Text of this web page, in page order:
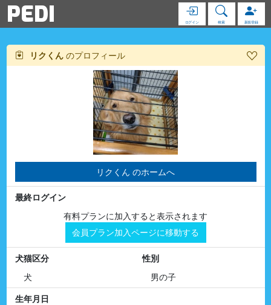
PEDI ログイン 検索 新規登録
リクくん のプロフィール
リクくん のホームへ
最終ログイン
有料プランに加入すると表示されます
会員プラン加入ページに移動する
犬猫区分
犬
性別
男の子
生年月日